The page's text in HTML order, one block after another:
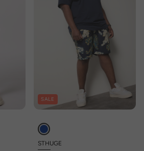
SALE
STHUGE